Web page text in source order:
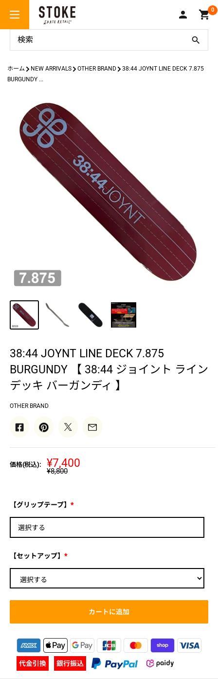
テ
Stoke
Skate
0
ホーム NEW ARRIVALS OTHER BRAND
38:44 JOYNT LINE DECK 7.875
BURGUNDY ...
38:44 JOYNT LINE DECK 7.875
BURGUNDY 【 38:44 ジョイント ライン
デッキ バーガンディ 】
OTHER BRAND
価格(税込):
販
売
¥7,400
通
¥8,800
【グリップテープ】 *
選択する
【セットアップ】 *
カートに追加